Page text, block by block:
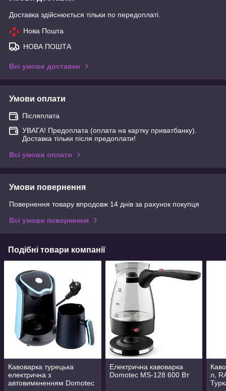
Доставка здійснюється тільки по передоплаті.
Нова Пошта
НОВА ПОШТА
Всі умови доставки
Умови оплати
Післяплата
УВАГА! Предоплата (оплата на картку приватбанку).
Доставка тільки після предоплати!
Всі умови оплати
Умови повернення
Повернення товару впродовж 14 днів за рахунок покупця
Всі умови повернення
Подібні товари компанії
Кавоварка турецька
електрична з
автовимкненням Domotec
Електрична кавоварка
Domotec MS-128 600 Вт
л,